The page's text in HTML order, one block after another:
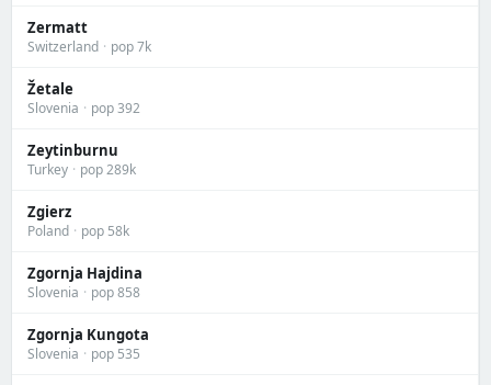
Zermatt
Switzerland · pop 7k
Žetale
Slovenia · pop 392
Zeytinburnu
Turkey · pop 289k
Zgierz
Poland · pop 58k
Zgornja Hajdina
Slovenia · pop 858
Zgornja Kungota
Slovenia · pop 535